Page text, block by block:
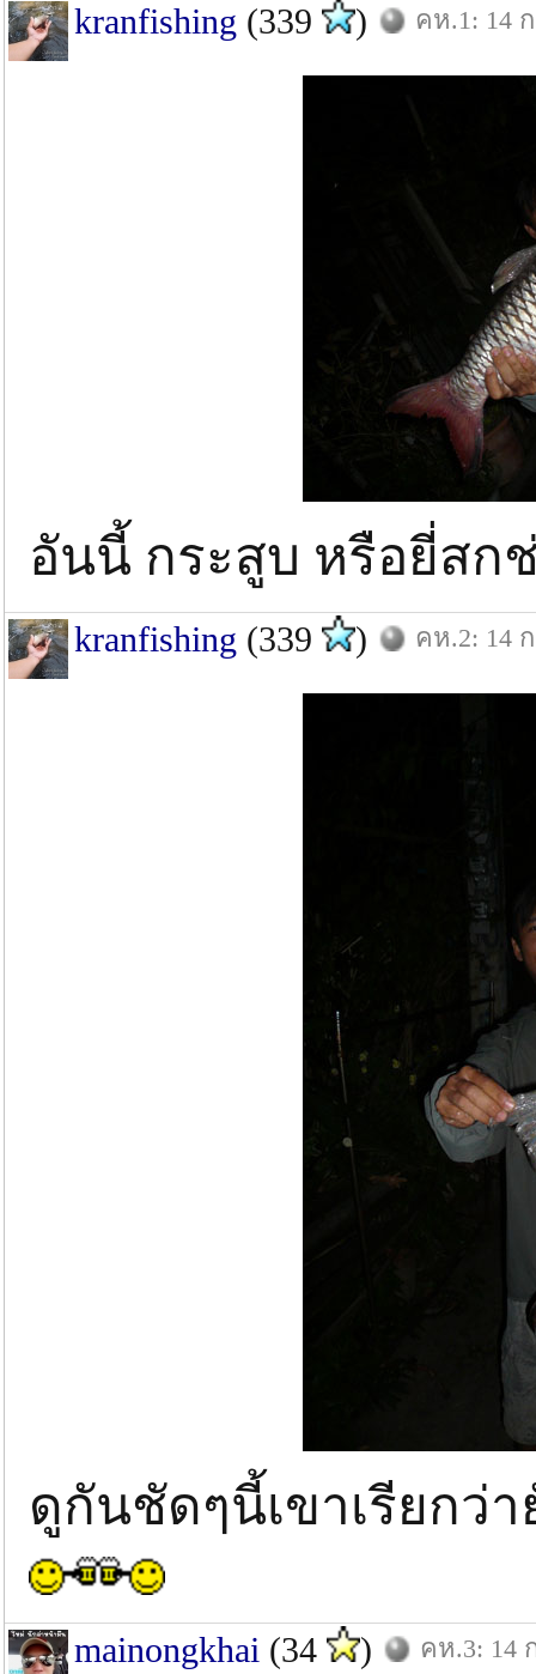
kranfishing (339 ) คห.1: 14
อันนี้ กระสูบ หรือยี่ส
kranfishing (339 ) คห.2: 14
ดูกันชัดๆนี้เขาเรียกว่
mainongkhai (34 ) คห.3: 14